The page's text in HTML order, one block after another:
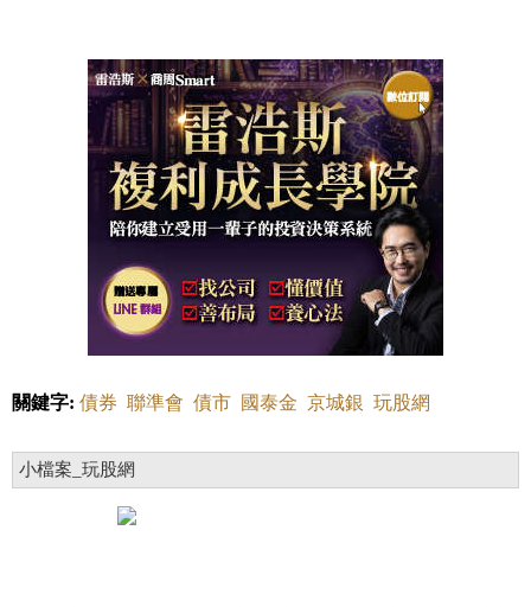
關鍵字: 債券 聯準會 債市 國泰金 京城銀 玩股網
小檔案_玩股網